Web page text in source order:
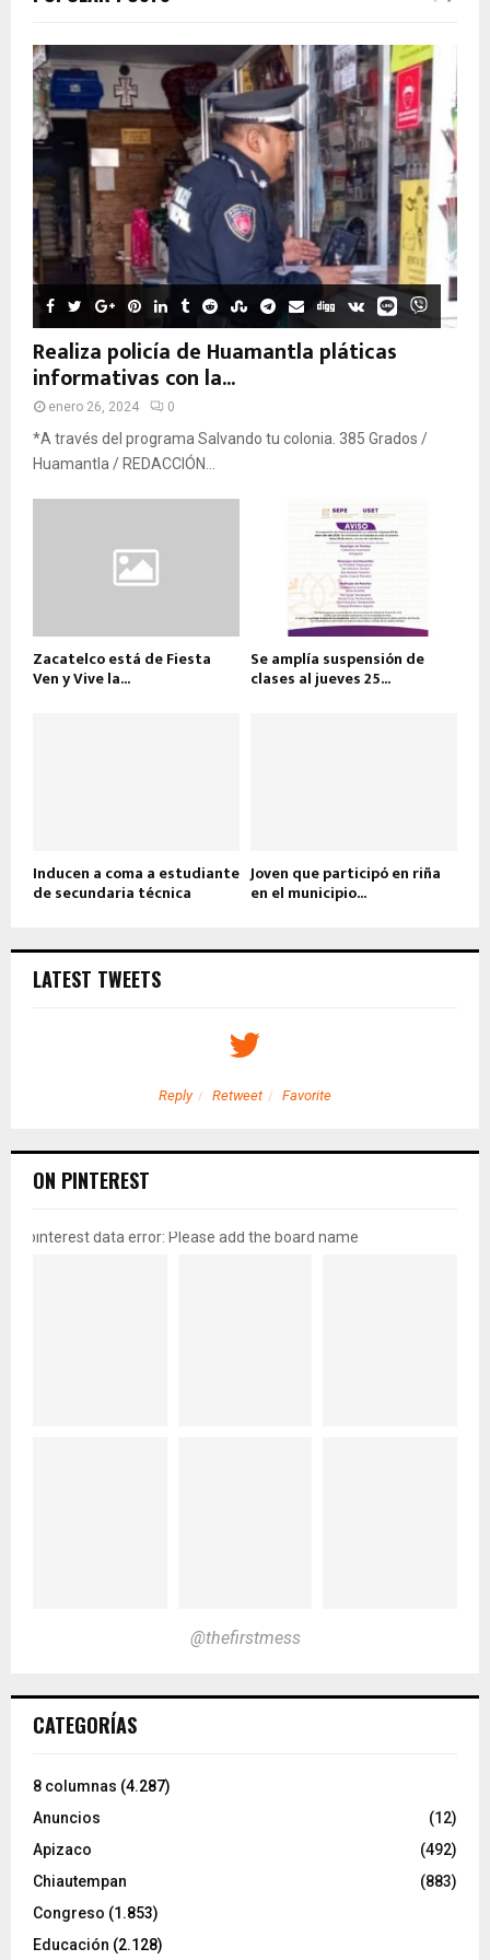
Realiza policía de Huamantla pláticas
informativas con la...
enero 26, 2024 0
*A través del programa Salvando tu colonia. 385 Grados /
Huamantla / REDACCIÓN...
Zacatelco está de Fiesta
Ven y Vive la...
Se amplía suspensión de
clases al jueves 25...
Inducen a coma a estudiante
de secundaria técnica
Joven que participó en riña
en el municipio...
LATEST TWEETS
Reply Retweet Favorite
ON PINTEREST
pinterest data error: Please add the board name
@thefirstmess
CATEGORÍAS
8 columnas (4.287)
Anuncios
(12)
Apizaco
(492)
Chiautempan
(883)
Congreso (1.853)
Educación (2.128)